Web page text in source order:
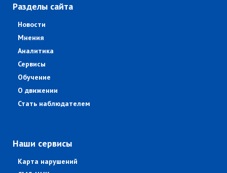
Разделы сайта
Новости
Мнения
Аналитика
Сервисы
Обучение
О движении
Стать наблюдателем
Наши сервисы
Карта нарушений